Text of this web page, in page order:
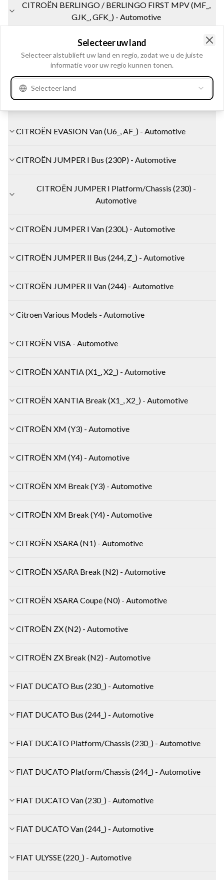
CITROËN BERLINGO / BERLINGO FIRST MPV (MF_,
GJK_, GFK_) - Automotive
CITROËN BX (XB-_) - Automotive
CITROËN EVASION MPV (22, U6) - Automotive
CITROËN EVASION Van (U6_, AF_) - Automotive
CITROËN JUMPER I Bus (230P) - Automotive
CITROËN JUMPER I Platform/Chassis (230) -
Automotive
CITROËN JUMPER I Van (230L) - Automotive
CITROËN JUMPER II Bus (244, Z_) - Automotive
CITROËN JUMPER II Van (244) - Automotive
Citroen Various Models - Automotive
CITROËN VISA - Automotive
CITROËN XANTIA (X1_, X2_) - Automotive
CITROËN XANTIA Break (X1_, X2_) - Automotive
CITROËN XM (Y3) - Automotive
CITROËN XM (Y4) - Automotive
CITROËN XM Break (Y3) - Automotive
CITROËN XM Break (Y4) - Automotive
CITROËN XSARA (N1) - Automotive
CITROËN XSARA Break (N2) - Automotive
CITROËN XSARA Coupe (N0) - Automotive
CITROËN ZX (N2) - Automotive
CITROËN ZX Break (N2) - Automotive
FIAT DUCATO Bus (230_) - Automotive
FIAT DUCATO Bus (244_) - Automotive
FIAT DUCATO Platform/Chassis (230_) - Automotive
FIAT DUCATO Platform/Chassis (244_) - Automotive
FIAT DUCATO Van (230_) - Automotive
FIAT DUCATO Van (244_) - Automotive
FIAT ULYSSE (220_) - Automotive
Selecteer uw land
Selecteer alstublieft uw land en regio, zodat we u de juiste
informatie voor uw regio kunnen tonen.
Selecteer land